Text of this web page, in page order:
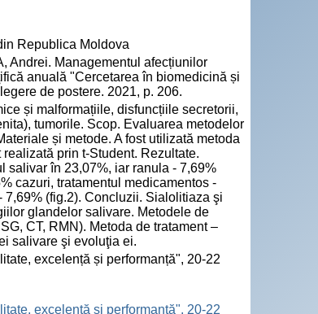
Republica Moldova
Andrei. Managementul afecțiunilor
anuală "Cercetarea în biomedicină și
de postere. 2021, p. 206.
și malformațiile, disfuncțiile secretorii,
tumorile. Scop. Evaluarea metodelor
și metode. A fost utilizată metoda
prin t-Student. Rezultate.
salivar în 23,07%, iar ranula - 7,69%
cazuri, tratamentul medicamentos -
(fig.2). Concluzii. Sialolitiaza şi
glandelor salivare. Metodele de
CT, RMN). Metoda de tratament –
salivare şi evoluţia ei.
excelență și performanță", 20-22
excelență și performanță", 20-22